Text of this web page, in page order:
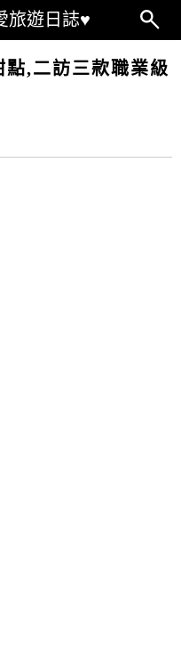
旅遊日誌♥
點,二訪三款職業級